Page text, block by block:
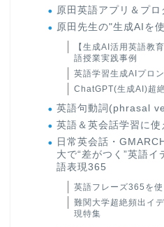
原田英語アプリ＆プロ
原田先生の"生成AIを
【生成AI活用英語教
語授業実践事例
英語学習生成AIプロ
ChatGPT(生成AI)超
英語句動詞(phrasal
英語＆英会話学習に使
日常英会話・
大で“差がつく”英語イ
語表現365
英語フレーズ365を
難関大学超絶頻出イ
現特集